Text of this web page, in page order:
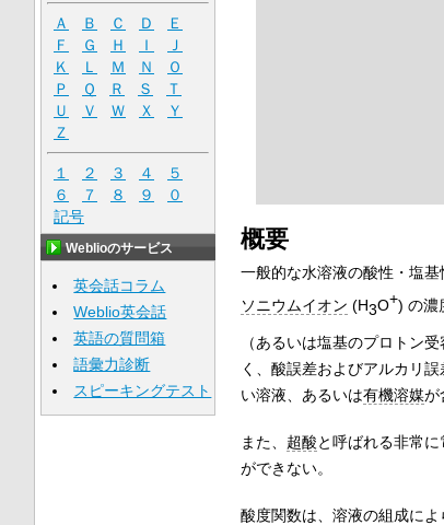
概要
一般的な水溶液の酸性・塩
ソニウムイオン (H3O+) の濃
（あるいは塩基のプロトン
く、酸誤差およびアルカリ
い溶液、あるいは有機溶媒が
また、 超酸と呼ばれる非常に
ができない。
酸度関数は、溶液の組成に
Ａ Ｂ Ｃ Ｄ
Ｅ
Ｆ
Ｇ Ｈ Ｉ
Ｊ
Ｋ
Ｌ Ｍ Ｎ
Ｏ
Ｐ
Ｑ Ｒ Ｓ
Ｔ
Ｕ
Ｖ Ｗ Ｘ
Ｙ
Ｚ
１ ２ ３ ４
５
６
７ ８ ９
０
記号
Weblioのサービス
英会話コラム
Weblio英会話
英語の質問箱
語彙力診断
スピーキングテスト